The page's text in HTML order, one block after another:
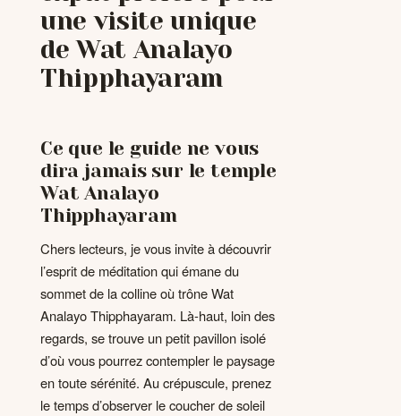
une visite unique
de Wat Analayo
Thipphayaram
Ce que le guide ne vous
dira jamais sur le temple
Wat Analayo
Thipphayaram
Chers lecteurs, je vous invite à découvrir
l’esprit de méditation qui émane du
sommet de la colline où trône Wat
Analayo Thipphayaram. Là-haut, loin des
regards, se trouve un petit pavillon isolé
d’où vous pourrez contempler le paysage
en toute sérénité. Au crépuscule, prenez
le temps d’observer le coucher de soleil